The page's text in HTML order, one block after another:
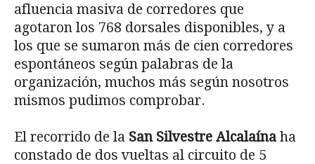
afluencia masiva de corredores que
agotaron los 768 dorsales disponibles, y a
los que se sumaron más de cien corredores
espontáneos según palabras de la
organización, muchos más según nosotros
mismos pudimos comprobar.
El recorrido de la San Silvestre Alcalaína ha
constado de dos vueltas al circuito de 5